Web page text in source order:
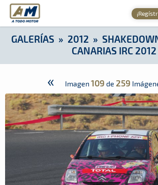
A Todo Motor · Revista del motor
A Todo Motor
GALERÍAS » 2012 »
CANARIAS IRC 2012
« Imagen 109 de 259